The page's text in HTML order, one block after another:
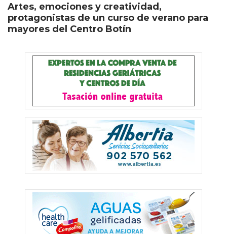
Artes, emociones y creatividad,
protagonistas de un curso de verano para
mayores del Centro Botín